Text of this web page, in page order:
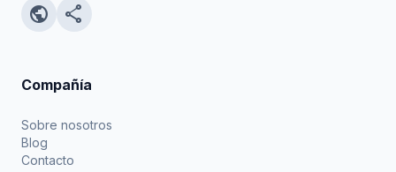
public share
Compañía
Sobre nosotros
Blog
Contacto